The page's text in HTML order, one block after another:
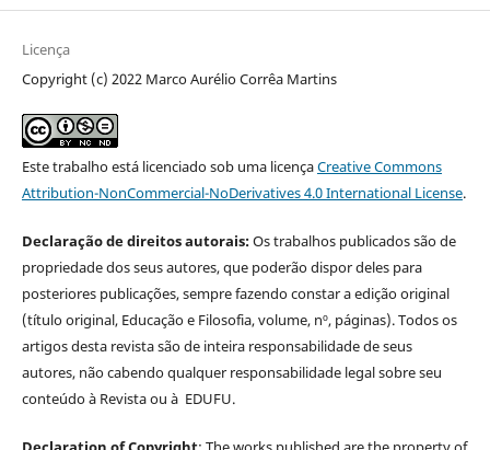
Licença
Copyright (c) 2022 Marco Aurélio Corrêa Martins
Este trabalho está licenciado sob uma licençaCreative Commons
Attribution-NonCommercial-NoDerivatives 4.0 International License.
Declaração de direitos autorais:Os trabalhos publicados são de
propriedade dos seus autores, que poderão dispor deles para
posteriores publicações, sempre fazendo constar a edição original
(título original, Educação e Filosofia, volume, nº, páginas). Todos os
artigos desta revista são de inteira responsabilidade de seus
autores, não cabendo qualquer responsabilidade legal sobre seu
conteúdo à Revista ou à EDUFU.